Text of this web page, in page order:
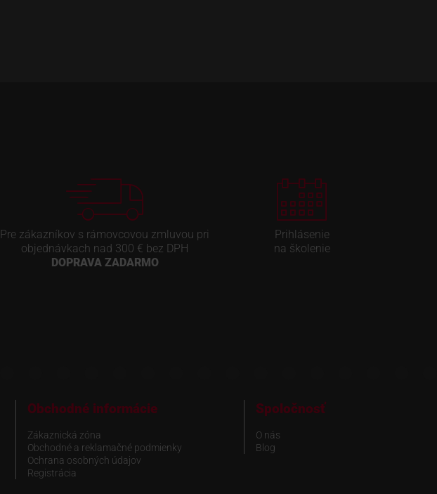
Pre zákazníkov s rámovcovou zmluvou pri
objednávkach nad 300 € bez DPH
DOPRAVA ZADARMO
Prihlásenie
na školenie
Obchodné informácie
Zákaznická zóna
Obchodné a reklamačné podmienky
Ochrana osobných údajov
Registrácia
Spoločnosť
O nás
Blog